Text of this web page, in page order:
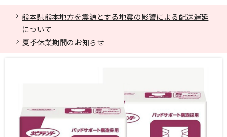
熊本県熊本地方を震源とする地震の影響による配送遅延
について
夏季休業期間のお知らせ